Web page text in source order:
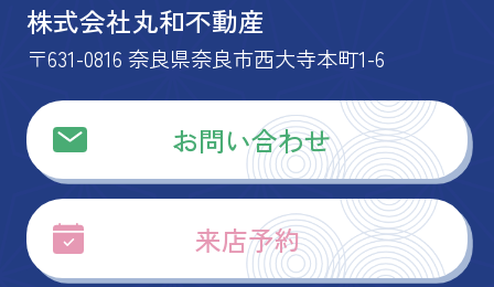
株式会社丸和不動産
〒631-0816 奈良県奈良市西大寺本町1-6
お問い合わせ
来店予約